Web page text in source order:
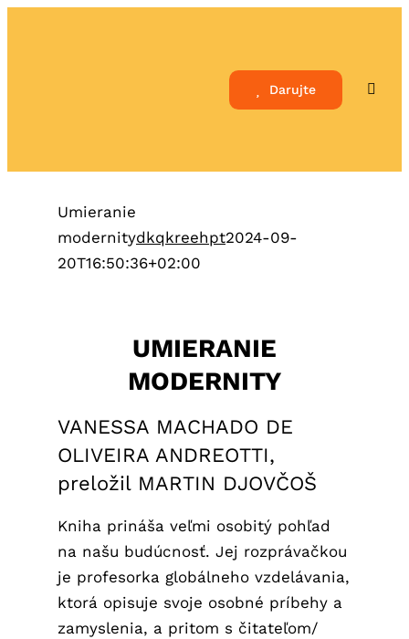
Toggle
Darujte
Umieranie
modernitydkqkreehpt2024-09-
20T16:50:36+02:00
UMIERANIE
MODERNITY
VANESSA MACHADO DE
OLIVEIRA ANDREOTTI,
preložil MARTIN DJOVČOŠ
Kniha prináša veľmi osobitý pohľad
na našu budúcnosť. Jej rozprávačkou
je profesorka globálneho vzdelávania,
ktorá opisuje svoje osobné príbehy a
zamyslenia, a pritom s čitateľom/